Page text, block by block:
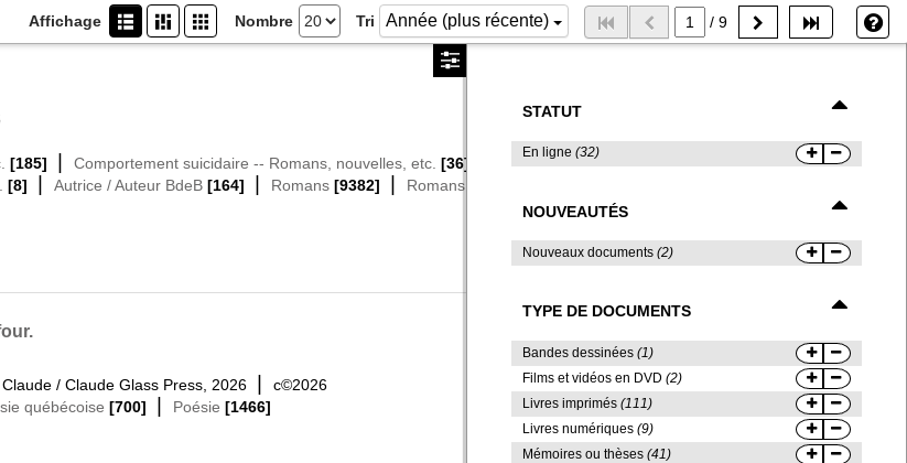
STATUT
En ligne (32)
NOUVEAUTÉS
Nouveaux documents (2)
TYPE DE DOCUMENTS
Bandes dessinées (1)
Films et vidéos en DVD (2)
Livres imprimés (111)
Livres numériques (9)
Mémoires ou thèses (41)
Affichage (?) (?) (?) Nombre Tri Année (plus récente) / 9
[185] Comportement suicidaire -- Romans, nouvelles, etc. [36] Art d'écrire -- Romans, nouvelles, etc. [32] |Buenos
[8] Autrice / Auteur BdeB [164] Romans [9382] Romans québécois -- 21e siècle
/ Claude Glass Press, 2026
c©2026
québécoise [700] Poésie [1466]